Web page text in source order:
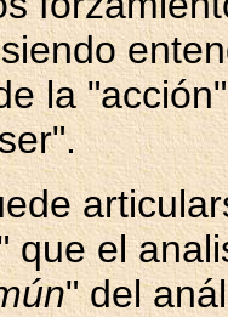
la
que el
" del